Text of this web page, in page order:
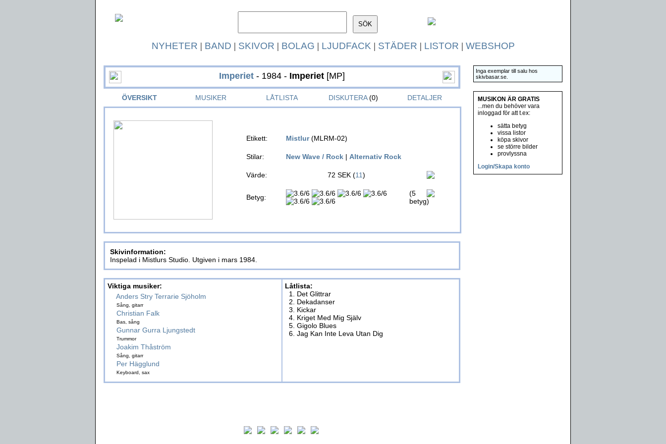
NYHETER | BAND | SKIVOR | BOLAG | LJUDFACK | STÄDER | LISTOR | WEBSHOP
Imperiet - 1984 - Imperiet [MP]
ÖVERSIKT MUSIKER LÅTLISTA DISKUTERA(0) DETALJER
Etikett: Mistlur(MLRM-02)
Stilar: New Wave / Rock | Alternativ Rock
Värde: 72 SEK (11)
Betyg:
(5
betyg)
Skivinformation:
Inspelad i Mistlurs Studio. Utgiven i mars 1984.
Viktiga musiker:
Anders Stry Terrarie Sjöholm
Sång, gitarr
Christian Falk
Bas, sång
Gunnar Gurra Ljungstedt
Trummor
Joakim Thåström
Sång, gitarr
Per Hägglund
Keyboard, sax
Låtlista:
1. Det Glittrar
2. Dekadanser
3. Kickar
4. Kriget Med Mig Själv
5. Gigolo Blues
6. Jag Kan Inte Leva Utan Dig
Inga exemplar till salu hos
skivbasar.se.
MUSIKON ÄR GRATIS
...men du behöver vara
inloggad för att t.ex:
sätta betyg
vissa listor
köpa skivor
se större bilder
provlyssna
Login/Skapa konto